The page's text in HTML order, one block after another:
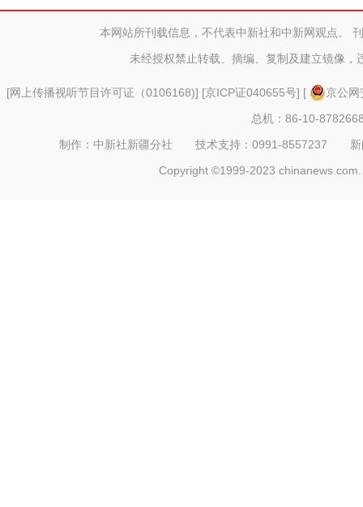
扬中华
本网站所刊载信息，不代表中新社和中新网观点。
未经授权禁止转载、摘编、复制及建立镜像，
[网上传播视听节目许可证（0106168)] [京ICP证040655号] [
京公
总机：86-10-
制作：中新社新疆分社 技术支持：0991-8557237
Copyright ©1999-2023